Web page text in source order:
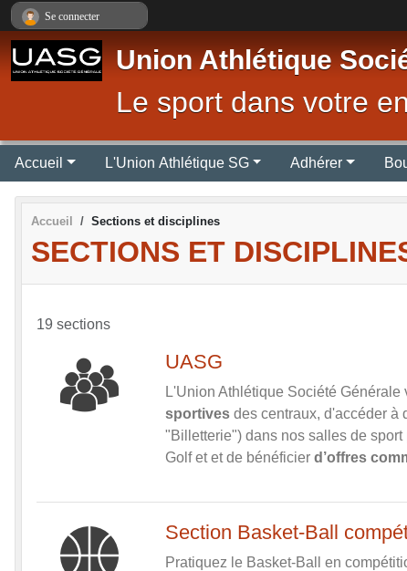
Union Athlétique
Le sport dans votre
Accueil L'Union Athlétique SG Adhérer
Accueil Sections et disciplines
SECTIONS ET
19 sections
UASG
L'Union Athlétique Société
sportivesdes centraux, d'accéder à
"Billetterie") dans nos salles de
Golf et et de bénéficier d’offres
Section Basket-Ball
Pratiquez le Basket-Ball en
Se connecter
Panneau de gestion des cookies